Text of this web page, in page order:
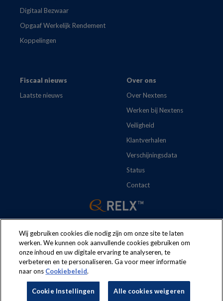
Digitaal Bezwaar
Opgaaf Werkelijk Rendement
Koppelingen
Fiscaal nieuws
Laatste nieuws
Over ons
Over Nextens
Werken bij Nextens
Veiligheid
Klantverhalen
Verschijningsdata
Status
Contact
The following regulations apply to the use of this website:
and conditions
Security
Cookie Instellingen
Wij gebruiken cookies die nodig zijn om onze site te laten
werken. We kunnen ook aanvullende cookies gebruiken om
onze inhoud en uw digitale ervaring te analyseren, te
verbeteren en te personaliseren. Ga voor meer informatie
naar ons Cookiebeleid.
Cookie Instellingen Alle cookies weigeren